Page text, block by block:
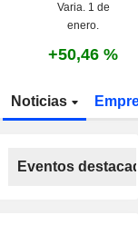
Varia. 1 de
enero.
+50,46 %
Noticias
Eventos